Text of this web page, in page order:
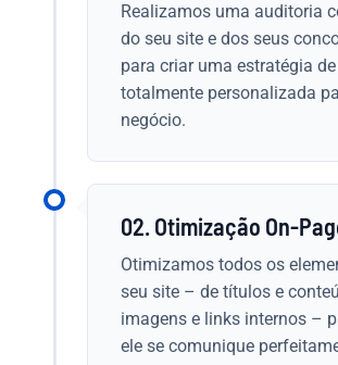
Realizamos uma auditoria
do seu site e dos seus
para criar uma estratégia de
totalmente personalizada
negócio.
02. Otimização On-
Otimizamos todos os
seu site – de títulos e
imagens e links internos –
ele se comunique